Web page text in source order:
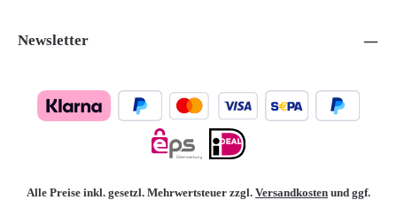
Newsletter
Alle Preise inkl. gesetzl. Mehrwertsteuer zzgl. Versandkosten und ggf.